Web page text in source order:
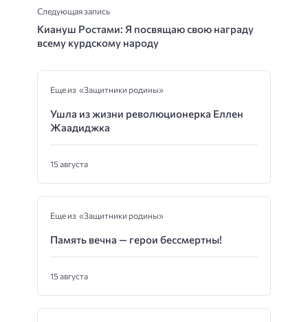
Следующая запись
Киануш Ростами: Я посвящаю свою награду
всему курдскому народу
Еще из «Защитники родины»
Ушла из жизни революционерка Еллен
Жаадиджка
15 августа
Еще из «Защитники родины»
Память вечна — герои бессмертны!
15 августа